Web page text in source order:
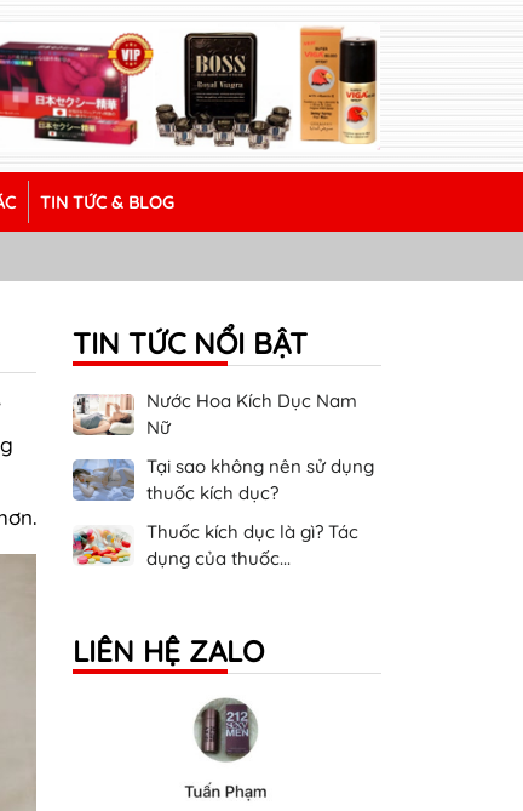
TIN TỨC & BLOG
TIN TỨC NỔI BẬT
Nước Hoa Kích Dục Nam
Nữ
Tại sao không nên sử dụng
thuốc kích dục?
Thuốc kích dục là gì? Tác
dụng của thuốc...
LIÊN HỆ ZALO